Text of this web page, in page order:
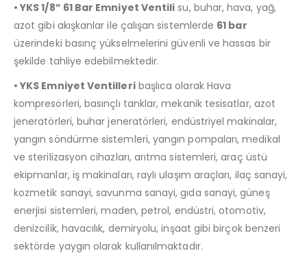
• YKS 1/8” 61 Bar Emniyet Ventili su, buhar, hava, yağ,
azot gibi akışkanlar ile çalışan sistemlerde 61 bar
üzerindeki basınç yükselmelerini güvenli ve hassas bir
şekilde tahliye edebilmektedir.
• YKS Emniyet Ventilleribaşlıca olarak Hava
kompresörleri, basınçlı tanklar, mekanik tesisatlar, azot
jeneratörleri, buhar jeneratörleri, endüstriyel makinalar,
yangın söndürme sistemleri, yangın pompaları, medikal
ve sterilizasyon cihazları, arıtma sistemleri, araç üstü
ekipmanlar, iş makinaları, raylı ulaşım araçları, ilaç sanayi,
kozmetik sanayi, savunma sanayi, gıda sanayi, güneş
enerjisi sistemleri, maden, petrol, endüstri, otomotiv,
denizcilik, havacılık, demiryolu, inşaat gibi birçok benzeri
sektörde yaygın olarak kullanılmaktadır.